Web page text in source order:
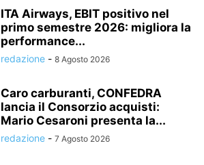
ITA Airways, EBIT positivo nel
primo semestre 2026: migliora la
performance...
redazione - 8 Agosto 2026
Caro carburanti, CONFEDRA
lancia il Consorzio acquisti:
Mario Cesaroni presenta la...
redazione - 7 Agosto 2026